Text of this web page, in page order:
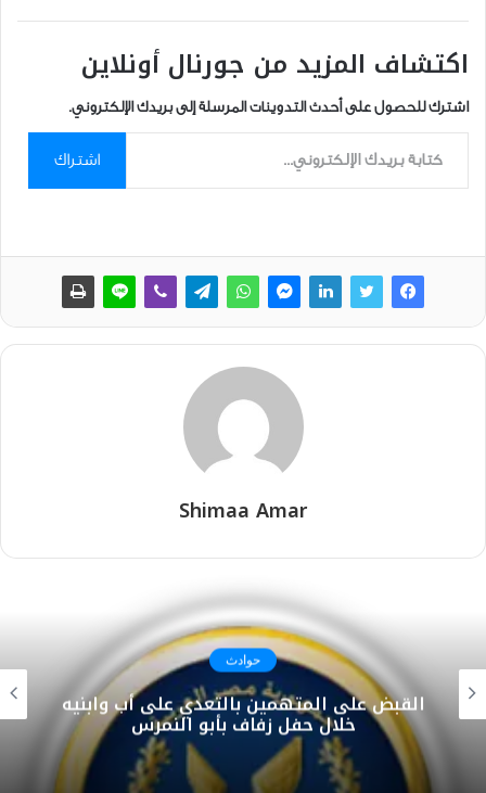
اكتشاف المزيد من جورنال أونلاين
اشترك للحصول على أحدث التدوينات المرسلة إلى بريدك الإلكتروني.
كتابة بريدك الإلكتروني...
اشتراك
Shimaa Amar
حوادث
القبض على المتهمين بالتعدي على أب وابنيه
خلال حفل زفاف بأبو النمرس